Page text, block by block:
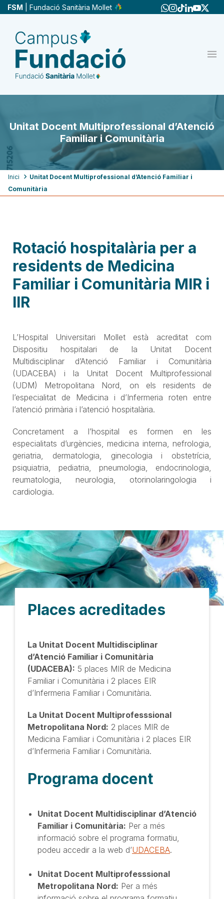
Vés
contingut
FSM | Fundació Sanitària Mollet
Unitat Docent Multiprofessional d’Atenció
Familiar i Comunitària
Fil
d'ariadna
Inici
Unitat Docent Multiprofessional d’Atenció Familiar i
Comunitària
Rotació hospitalària per a
residents de Medicina
Familiar i Comunitària MIR i
IIR
L’Hospital Universitari Mollet està acreditat com
Dispositiu hospitalari de la Unitat Docent
Multidisciplinar d’Atenció Familiar i Comunitària
(UDACEBA) i la Unitat Docent Multiprofessional
(UDM) Metropolitana Nord, on els residents de
l’especialitat de Medicina i d’Infermeria roten entre
l’atenció primària i l’atenció hospitalària.
Concretament a l’hospital es formen en les
especialitats d’urgències, medicina interna, nefrologia,
geriatria, dermatologia, ginecologia i obstetrícia,
psiquiatria, pediatria, pneumologia, endocrinologia,
reumatologia, neurologia, otorinolaringologia i
cardiologia.
Places acreditades
La Unitat Docent Multidisciplinar
d’Atenció Familiar i Comunitària
(UDACEBA): 5 places MIR de Medicina
Familiar i Comunitària i 2 places EIR
d’Infermeria Familiar i Comunitària.
La Unitat Docent Multiprofesssional
Metropolitana Nord: 2 places MIR de
Medicina Familiar i Comunitària i 2 places EIR
d’Infermeria Familiar i Comunitària.
Programa docent
Unitat Docent Multidisciplinar d’Atenció
Familiar i Comunitària: Per a més
informació sobre el programa formatiu,
podeu accedir a la web d’UDACEBA.
Unitat Docent Multiprofesssional
Metropolitana Nord: Per a més